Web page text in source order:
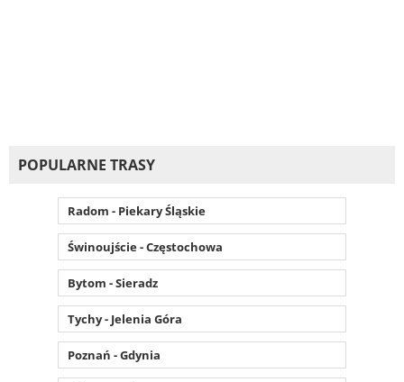
POPULARNE TRASY
Radom - Piekary Śląskie
Świnoujście - Częstochowa
Bytom - Sieradz
Tychy - Jelenia Góra
Poznań - Gdynia